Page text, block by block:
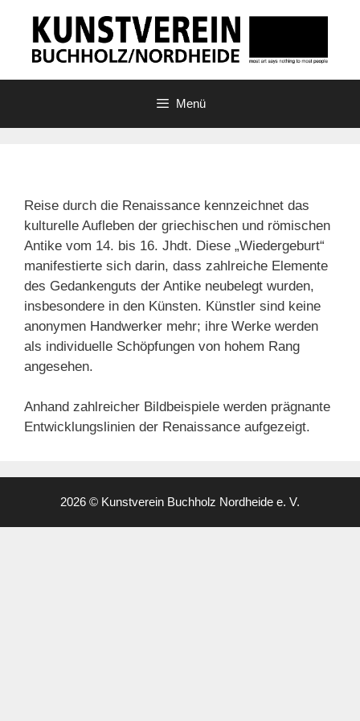
springen
Menü
Reise durch die Renaissance kennzeichnet das
kulturelle Aufleben der griechischen und römischen
Antike vom 14. bis 16. Jhdt. Diese „Wiedergeburt“
manifestierte sich darin, dass zahlreiche Elemente
des Gedankenguts der Antike neubelegt wurden,
insbesondere in den Künsten. Künstler sind keine
anonymen Handwerker mehr; ihre Werke werden
als individuelle Schöpfungen von hohem Rang
angesehen.
Anhand zahlreicher Bildbeispiele werden prägnante
Entwicklungslinien der Renaissance aufgezeigt.
2026 © Kunstverein Buchholz Nordheide e. V.